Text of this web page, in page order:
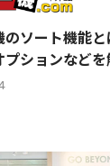
のソート機能
プションなどを